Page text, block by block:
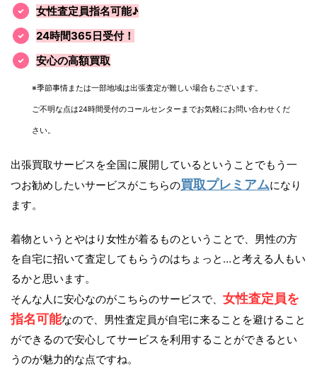
女性査定員指名可能♪
24時間365日受付！
安心の高額買取
※季節事情または一部地域は出張査定が難しい場合もございます。
ご不明な点は24時間受付のコールセンターまでお気軽にお問い合わせくだ
さい。
出張買取サービスを全国に展開しているということでもう一
つお勧めしたいサービスがこちらの買取プレミアムになり
ます。
着物というとやはり女性が着るものということで、男性の方
を自宅に招いて査定してもらうのはちょっと…と考える人もい
るかと思います。
そんな人に安心なのがこちらのサービスで、 女性査定員を
指名可能なので、男性査定員が自宅に来ることを避けること
ができるので安心してサービスを利用することができるとい
うのが魅力的な点ですね。